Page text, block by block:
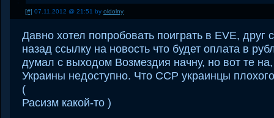
[#] 07.11.2012 @ 21:51 by oldolny
Давно хотел попробовать поиграть в EVE, друг
назад ссылку на новость что будет оплата в
думал с выходом Возмездия начну, но вот те
Украины недоступно. Что ССР украинцы
(
Расизм какой-то )